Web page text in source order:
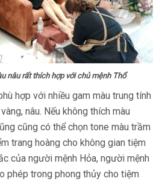
nâu rất thích hợp với chủ mệnh Thổ
hợp với nhiều gam màu trung tính
nâu. Nếu không thích màu
cũng có thể chọn tone màu trầm
trang hoàng cho không gian tiệm
của người mệnh Hỏa, người mệnh
phép trong phong thủy cho tiệm